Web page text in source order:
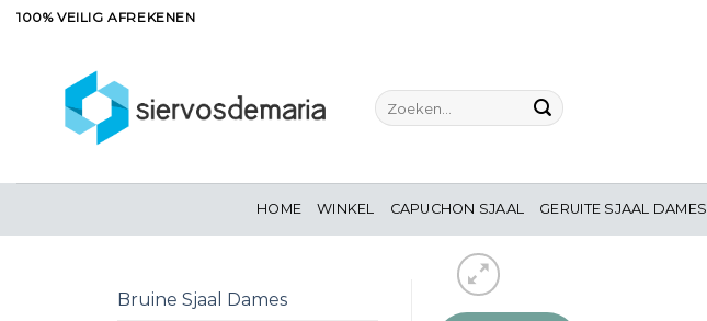
Ga100% VEILIG AFREKENEN
Zoeken
naar:
HOME WINKEL CAPUCHON SJAAL GERUITE SJAAL DAMES
Bruine Sjaal Dames